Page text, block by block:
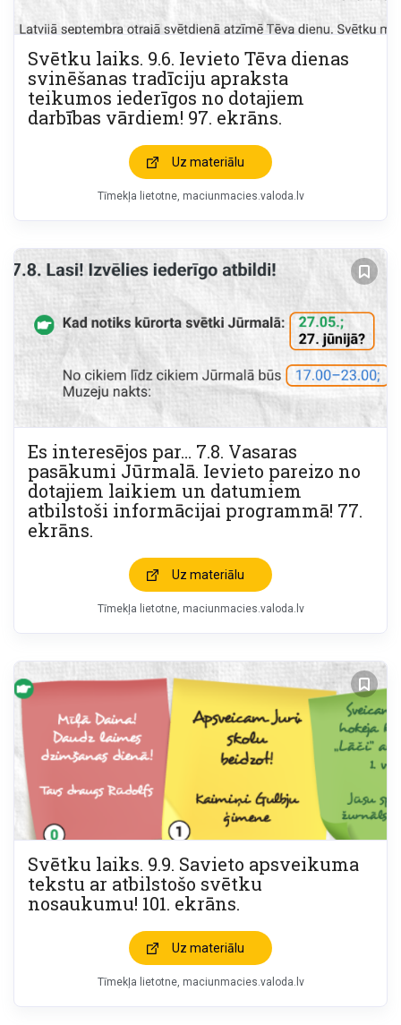
Svētku laiks. 9.6. Ievieto Tēva dienas
svinēšanas tradīciju apraksta
teikumos iederīgos no dotajiem
darbības vārdiem! 97. ekrāns.
Uz materiālu
Tīmekļa lietotne, maciunmacies.valoda.lv
Es interesējos par… 7.8. Vasaras
pasākumi Jūrmalā. Ievieto pareizo no
dotajiem laikiem un datumiem
atbilstoši informācijai programmā! 77.
ekrāns.
Uz materiālu
Tīmekļa lietotne, maciunmacies.valoda.lv
Svētku laiks. 9.9. Savieto apsveikuma
tekstu ar atbilstošo svētku
nosaukumu! 101. ekrāns.
Uz materiālu
Tīmekļa lietotne, maciunmacies.valoda.lv